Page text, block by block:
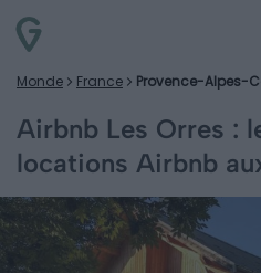
Monde France Provence-Alpes-
Airbnb Les Orres :
locations Airbnb